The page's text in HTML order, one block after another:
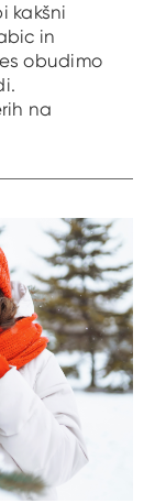
kakšni
in
obudimo
na